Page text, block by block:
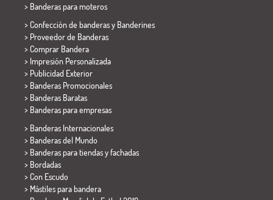
> Banderas para moteros
> Confección de banderas y Banderines
> Proveedor de Banderas
> Comprar Bandera
> Impresión Personalizada
> Publicidad Exterior
> Banderas Promocionales
> Banderas Baratas
> Banderas para empresas
> Banderas Internacionales
> Banderas del Mundo
> Banderas para tiendas y fachadas
> Bordadas
> Con Escudo
> Mástiles para bandera